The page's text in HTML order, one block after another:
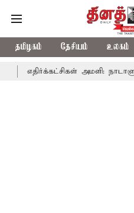
தமிழகம் தேசியம் உலகம்
அமளி: நாடாளுமன்ற